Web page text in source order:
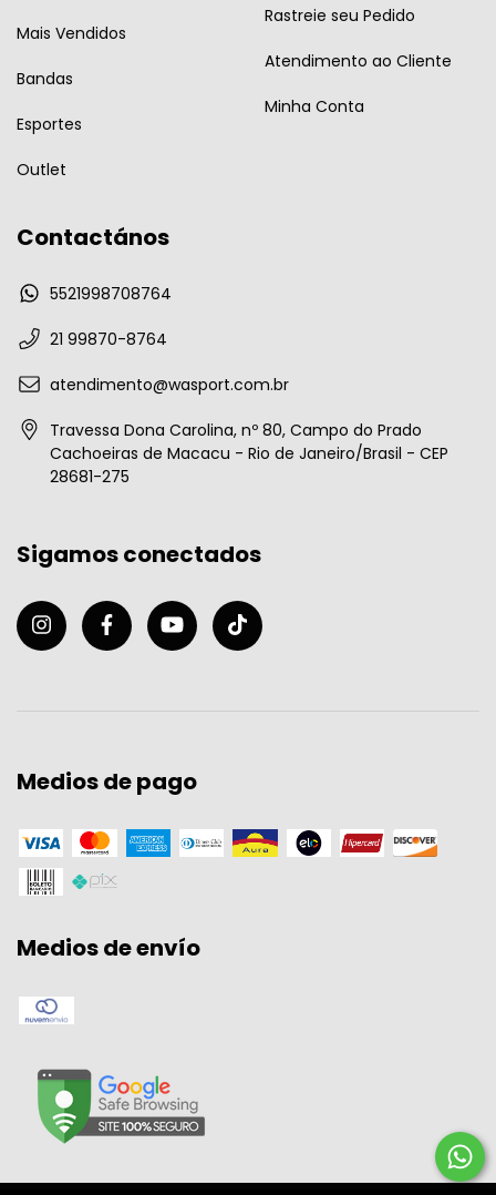
Mais Vendidos
Bandas
Esportes
Outlet
Rastreie seu Pedido
Atendimento ao Cliente
Minha Conta
Contactános
5521998708764
21 99870-8764
atendimento@wasport.com.br
Travessa Dona Carolina, nº 80, Campo do Prado
Cachoeiras de Macacu - Rio de Janeiro/Brasil - CEP
28681-275
Sigamos conectados
Medios de pago
Medios de envío